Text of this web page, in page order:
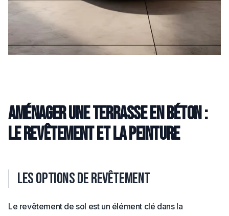
Aménager une terrasse en béton :
le revêtement et la peinture
Les options de revêtement
Le revêtement de sol est un élément clé dans la